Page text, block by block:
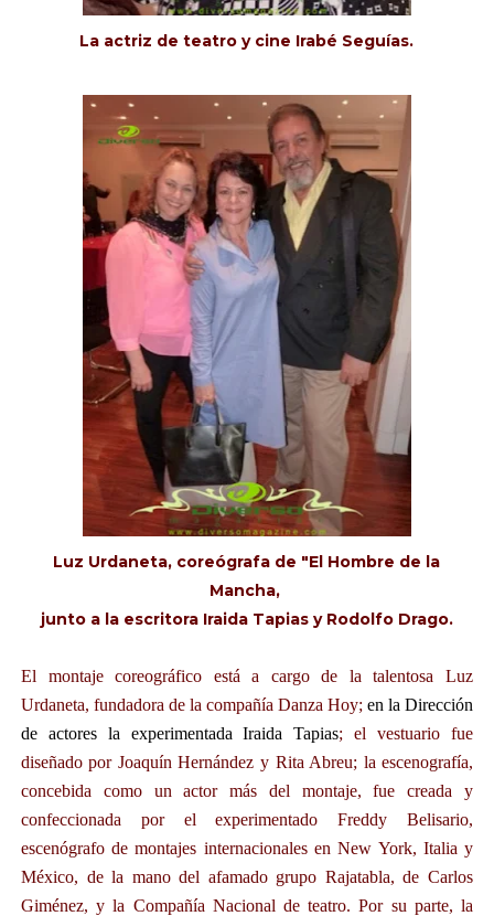
La actriz de teatro y cine Irabé Seguías.
Luz Urdaneta, coreógrafa de "El Hombre de la
Mancha,
junto a la escritora Iraida Tapias y Rodolfo Drago.
El montaje coreográfico está a cargo de la talentosa Luz
Urdaneta, fundadora de la compañía Danza Hoy;en la Dirección
de actores la experimentada Iraida Tapias; elvestuario fue
diseñado por Joaquín Hernández y Rita Abreu; la escenografía,
concebida como un actor más del montaje, fue creada y
confeccionada por el experimentado Freddy Belisario,
escenógrafo de montajes internacionales en New York, Italia y
México, de la mano del afamado grupo Rajatabla, de Carlos
Giménez, y la Compañía Nacional de teatro. Por su parte, la